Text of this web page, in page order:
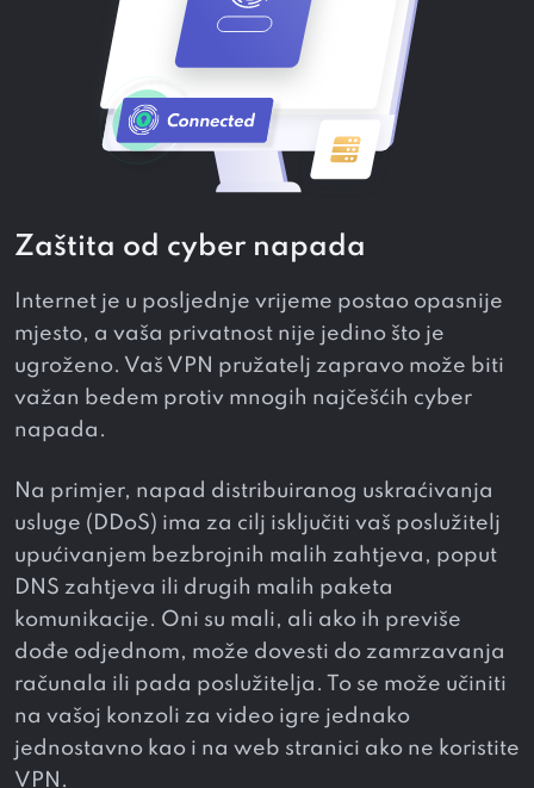
Zaštita od cyber napada
Internet je u posljednje vrijeme postao opasnije
mjesto, a vaša privatnost nije jedino što je
ugroženo. Vaš VPN pružatelj zapravo može biti
važan bedem protiv mnogih najčešćih cyber
napada.
Na primjer, napad distribuiranog uskraćivanja
usluge (DDoS) ima za cilj isključiti vaš poslužitelj
upućivanjem bezbrojnih malih zahtjeva, poput
DNS zahtjeva ili drugih malih paketa
komunikacije. Oni su mali, ali ako ih previše
dođe odjednom, može dovesti do zamrzavanja
računala ili pada poslužitelja. To se može učiniti
na vašoj konzoli za video igre jednako
jednostavno kao i na web stranici ako ne koristite
VPN.